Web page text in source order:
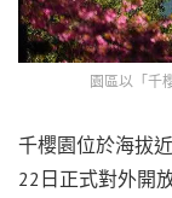
園區以「千
千櫻園位於海拔
22日正式對外開